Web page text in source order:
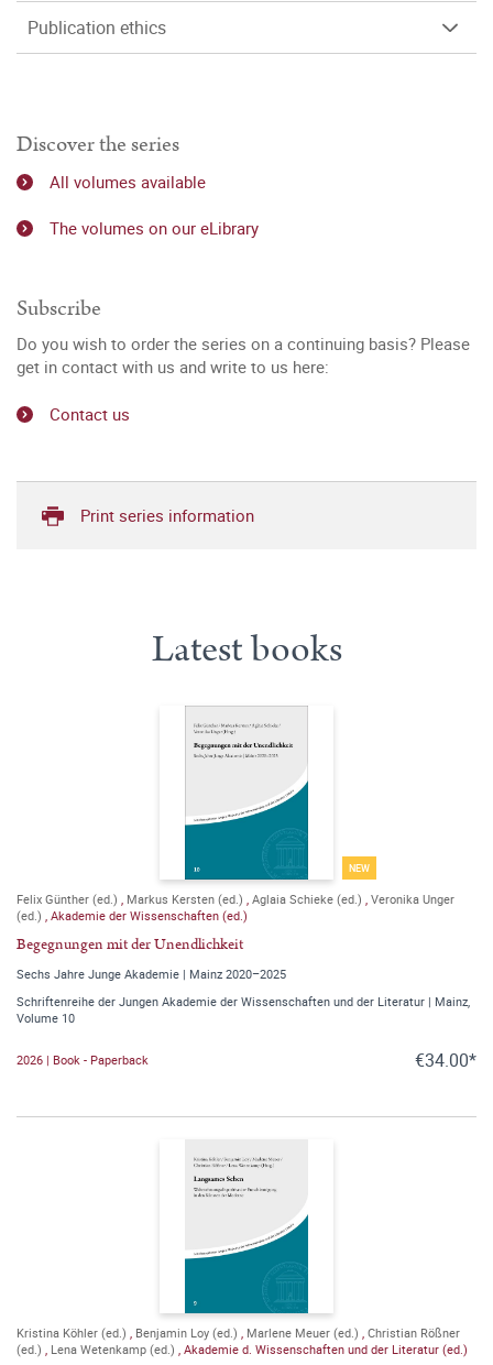
Publication ethics
Discover the series
All volumes available
The volumes on our eLibrary
Subscribe
Do you wish to order the series on a continuing basis? Please
get in contact with us and write to us here:
Contact us
Print series information
Latest books
NEW
Felix Günther (ed.) Markus Kersten (ed.) Aglaia Schieke (ed.) Veronika Unger
(ed.) Akademie der Wissenschaften (ed.)
Begegnungen mit der Unendlichkeit
Sechs Jahre Junge Akademie | Mainz 2020–2025
Schriftenreihe der Jungen Akademie der Wissenschaften und der Literatur | Mainz,
Volume 10
2026 | Book - Paperback €34.00*
Kristina Köhler (ed.) Benjamin Loy (ed.) Marlene Meuer (ed.) Christian Rößner
(ed.)
Lena Wetenkamp (ed.) Akademie d. Wissenschaften und der Literatur (ed.)